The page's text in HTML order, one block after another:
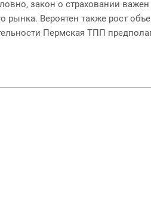
закон о страховании
Вероятен также рост
Пермская ТПП